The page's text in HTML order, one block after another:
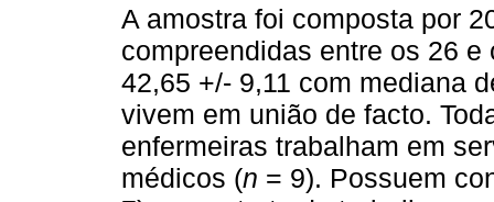
A amostra foi composta por
compreendidas entre os 26
42,65 +/- 9,11 com mediana
vivem em união de facto.
enfermeiras trabalham em
médicos (n = 9). Possuem